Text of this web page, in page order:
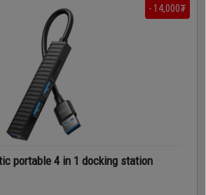
- 14,000₮
portable 4 in 1 docking station